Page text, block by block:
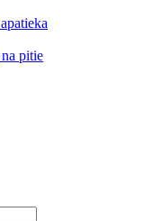
pitie